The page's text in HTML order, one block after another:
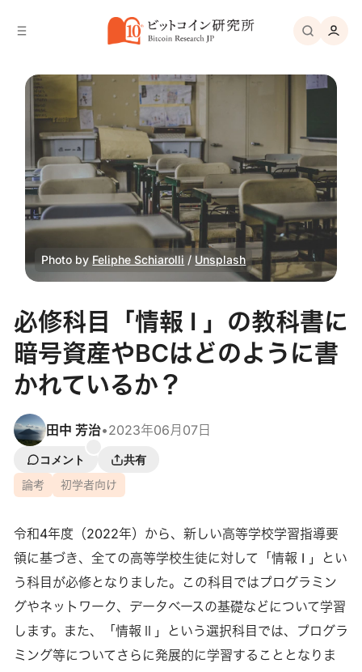
Photo by Feliphe Schiarolli / Unsplash
必修科目「情報 I 」の教科書に
暗号資産やBCはどのように書
かれているか？
田中 芳治•2023年06月07日
コメント
共有
論考
初学者向け
令和4年度（2022年）から、新しい高等学校学習指導要
領に基づき、全ての高等学校生徒に対して「情報 I 」とい
う科目が必修となりました。この科目ではプログラミン
グやネットワーク、データベースの基礎などについて学習
します。また、「情報Ⅱ」という選択科目では、プログラ
ミング等についてさらに発展的に学習することとなりま